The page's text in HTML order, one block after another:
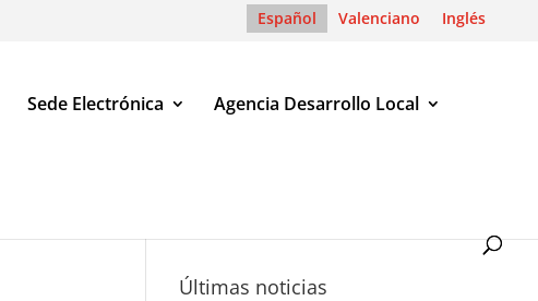
Español Valenciano Inglés
Sede Electrónica Agencia Desarrollo Local
Últimas noticias